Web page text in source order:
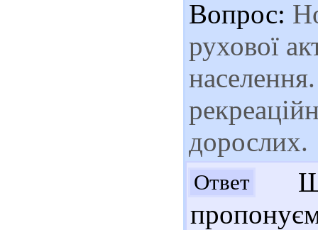
Вопрос:
рухової
дорослих.
Ответ